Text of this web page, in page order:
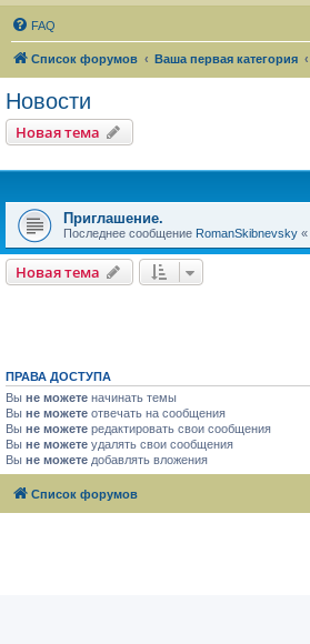
FAQ
Список форумов Ваша первая категория
Новости
Новая тема
Приглашение.
Последнее сообщение RomanSkibnevsky «
Новая тема
ПРАВА ДОСТУПА
Вы не можете начинать темы
Вы не можете отвечать на сообщения
Вы не можете редактировать свои сообщения
Вы не можете удалять свои сообщения
Вы не можете добавлять вложения
Список форумов